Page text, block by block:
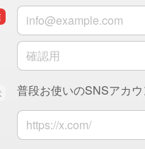
メールアドレス
メールアドレスの確認用
普段お使いのSNSアカ
活動アカウント